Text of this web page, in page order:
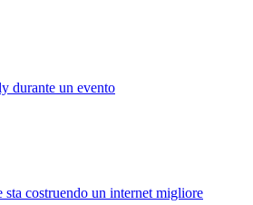
durante un evento
sta costruendo un internet migliore